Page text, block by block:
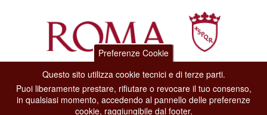
Dipartimento Grandi Eventi, Sport, Turismo e Moda.
Via di San Basilio, 51
00187 Roma
Preferenze Cookie
Questo sito utilizza cookie tecnici e di terze parti.
Puoi liberamente prestare, rifiutare o revocare il tuo consenso,
in qualsiasi momento, accedendo al pannello delle preferenze
cookie, raggiungibile dal footer.